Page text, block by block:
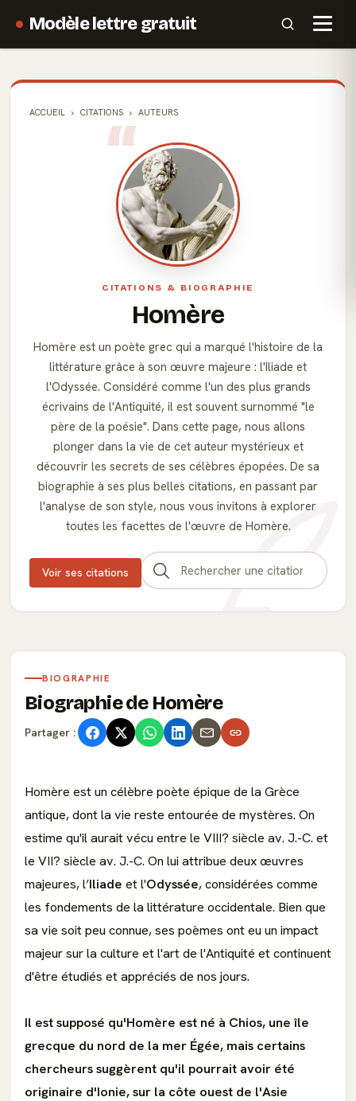
Modèle lettre gratuit
ACCUEIL CITATIONS AUTEURS
CITATIONS & BIOGRAPHIE
Homère
Homère est un poète grec qui a marqué l'histoire de la
littérature grâce à son œuvre majeure : l'Iliade et
l'Odyssée. Considéré comme l'un des plus grands
écrivains de l'Antiquité, il est souvent surnommé "le
père de la poésie". Dans cette page, nous allons
plonger dans la vie de cet auteur mystérieux et
découvrir les secrets de ses célèbres épopées. De sa
biographie à ses plus belles citations, en passant par
l'analyse de son style, nous vous invitons à explorer
toutes les facettes de l'œuvre de Homère.
Voir ses citations
BIOGRAPHIE
Biographie de Homère
Partager :
Homère est un célèbre poète épique de la Grèce
antique, dont la vie reste entourée de mystères. On
estime qu'il aurait vécu entre le VIII? siècle av. J.-C. et
le VII? siècle av. J.-C. On lui attribue deux œuvres
majeures, l’Iliade et l'Odyssée, considérées comme
les fondements de la littérature occidentale. Bien que
sa vie soit peu connue, ses poèmes ont eu un impact
majeur sur la culture et l'art de l'Antiquité et continuent
d'être étudiés et appréciés de nos jours.
Il est supposé qu'Homère est né à Chios, une île
grecque du nord de la mer Égée, mais certains
chercheurs suggèrent qu'il pourrait avoir été
originaire d'Ionie, sur la côte ouest de l'Asie